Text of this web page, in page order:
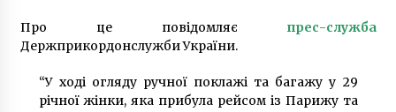
Дом “Юротат”: киевское здание в греческом
8 років ago
Про це повідомляє прес-служба
Держприкордонслужби України.
“У ході огляду ручної поклажі та багажу у 29
річної жінки, яка прибула рейсом із Парижу та